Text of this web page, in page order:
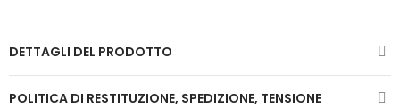
DETTAGLI DEL PRODOTTO
POLITICA DI RESTITUZIONE, SPEDIZIONE, TENSIONE